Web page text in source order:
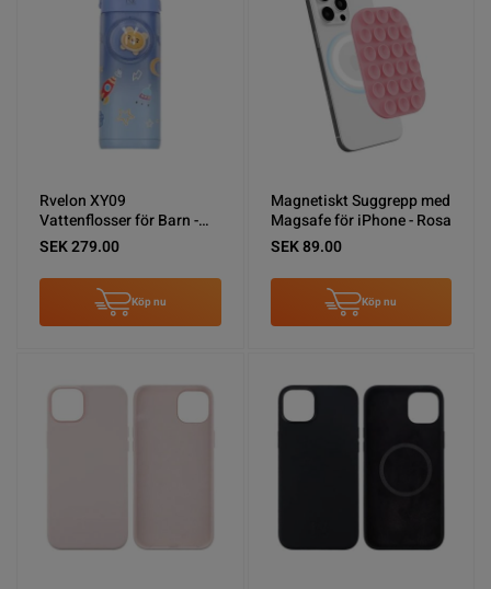
Rvelon XY09
Vattenflosser för Barn -
Blå
SEK 279.00
Köp nu
Magnetiskt Suggrepp med
Magsafe för iPhone - Rosa
SEK 89.00
Köp nu